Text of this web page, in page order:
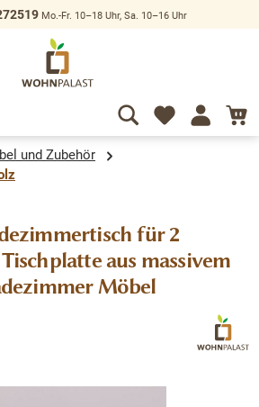
Mo.-Fr. 10–18 Uhr, Sa. 10–16 Uhr
und Zubehör
für 2
aus massivem
Möbel